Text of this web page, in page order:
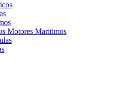
Motores Maritimos